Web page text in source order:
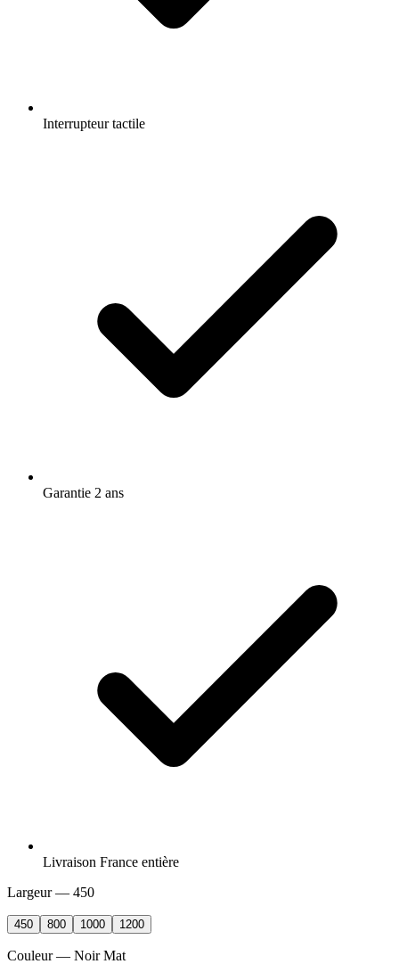
Interrupteur tactile
Garantie 2 ans
Livraison France entière
Largeur — 450
450 800 1000 1200
Couleur — Noir Mat